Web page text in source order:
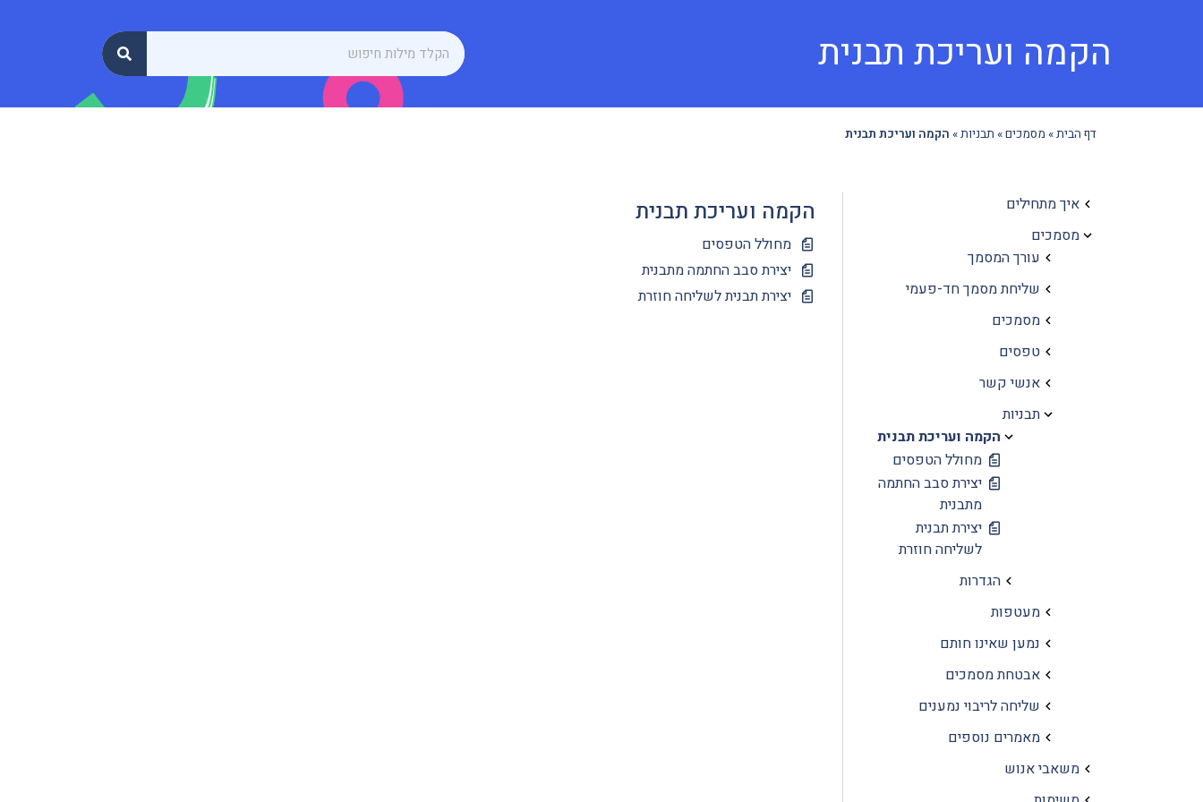
הקמה ועריכת תבנית
דף הבית» מסמכים» תבניות» הקמה ועריכת תבנית
איך מתחילים
מסמכים
עורך המסמך
שליחת מסמך חד-פעמי
מסמכים
טפסים
אנשי קשר
תבניות
הקמה ועריכת תבנית
מחולל הטפסים
יצירת סבב החתמה
מתבנית
יצירת תבנית
לשליחה חוזרת
הגדרות
מעטפות
נמען שאינו חותם
אבטחת מסמכים
שליחה לריבוי נמענים
מאמרים נוספים
משאבי אנוש
הקמה ועריכת תבנית
מחולל הטפסים
יצירת סבב החתמה מתבנית
יצירת תבנית לשליחה חוזרת